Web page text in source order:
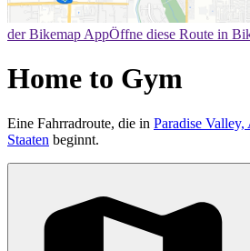
der Bikemap AppÖffne diese Route in
Home to Gym
Eine Fahrradroute, die in Paradise
Staaten beginnt.